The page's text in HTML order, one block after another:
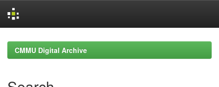
navigationCMMU Digital Archive